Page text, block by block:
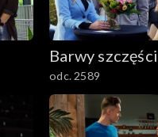
2301–2400
2201–2300
2101–2200
Barwy
odc. 2589